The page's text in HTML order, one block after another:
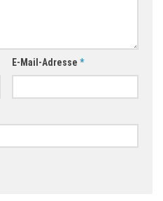
E-Mail-Adresse *